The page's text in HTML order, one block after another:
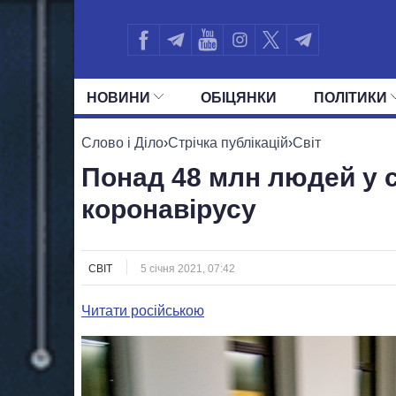
НОВИНИ ОБIЦЯНКИ ПОЛIТИКИ
УСІ ПОЛІТИКИ ПРЕЗИДЕНТ І ОФІС
Слово і Діло›Стрічка публікацій›Світ
Понад 48 млн людей у
коронавірусу
СВІТ 5 січня 2021, 07:42
Читати російською